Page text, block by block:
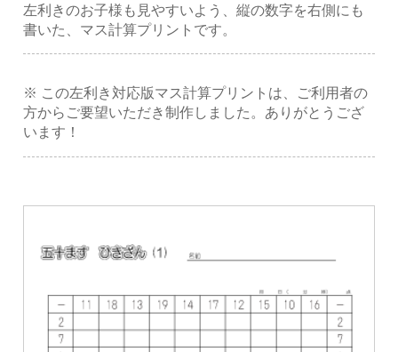
左利きのお子様も見やすいよう、縦の数字を右側にも
書いた、マス計算プリントです。
※ この左利き対応版マス計算プリントは、ご利用者の
方からご要望いただき制作しました。ありがとうござ
います！